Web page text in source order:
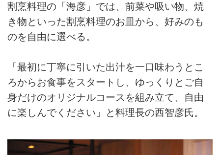
割烹料理の「海彦」では、前菜や吸い物、焼
き物といった割烹料理のお皿から、好みのも
のを自由に選べる。
「最初に丁寧に引いた出汁を一口味わうとこ
ろからお食事をスタートし、ゆっくりとご自
身だけのオリジナルコースを組み立て、自由
に楽しんでください」と料理長の西智彦氏。